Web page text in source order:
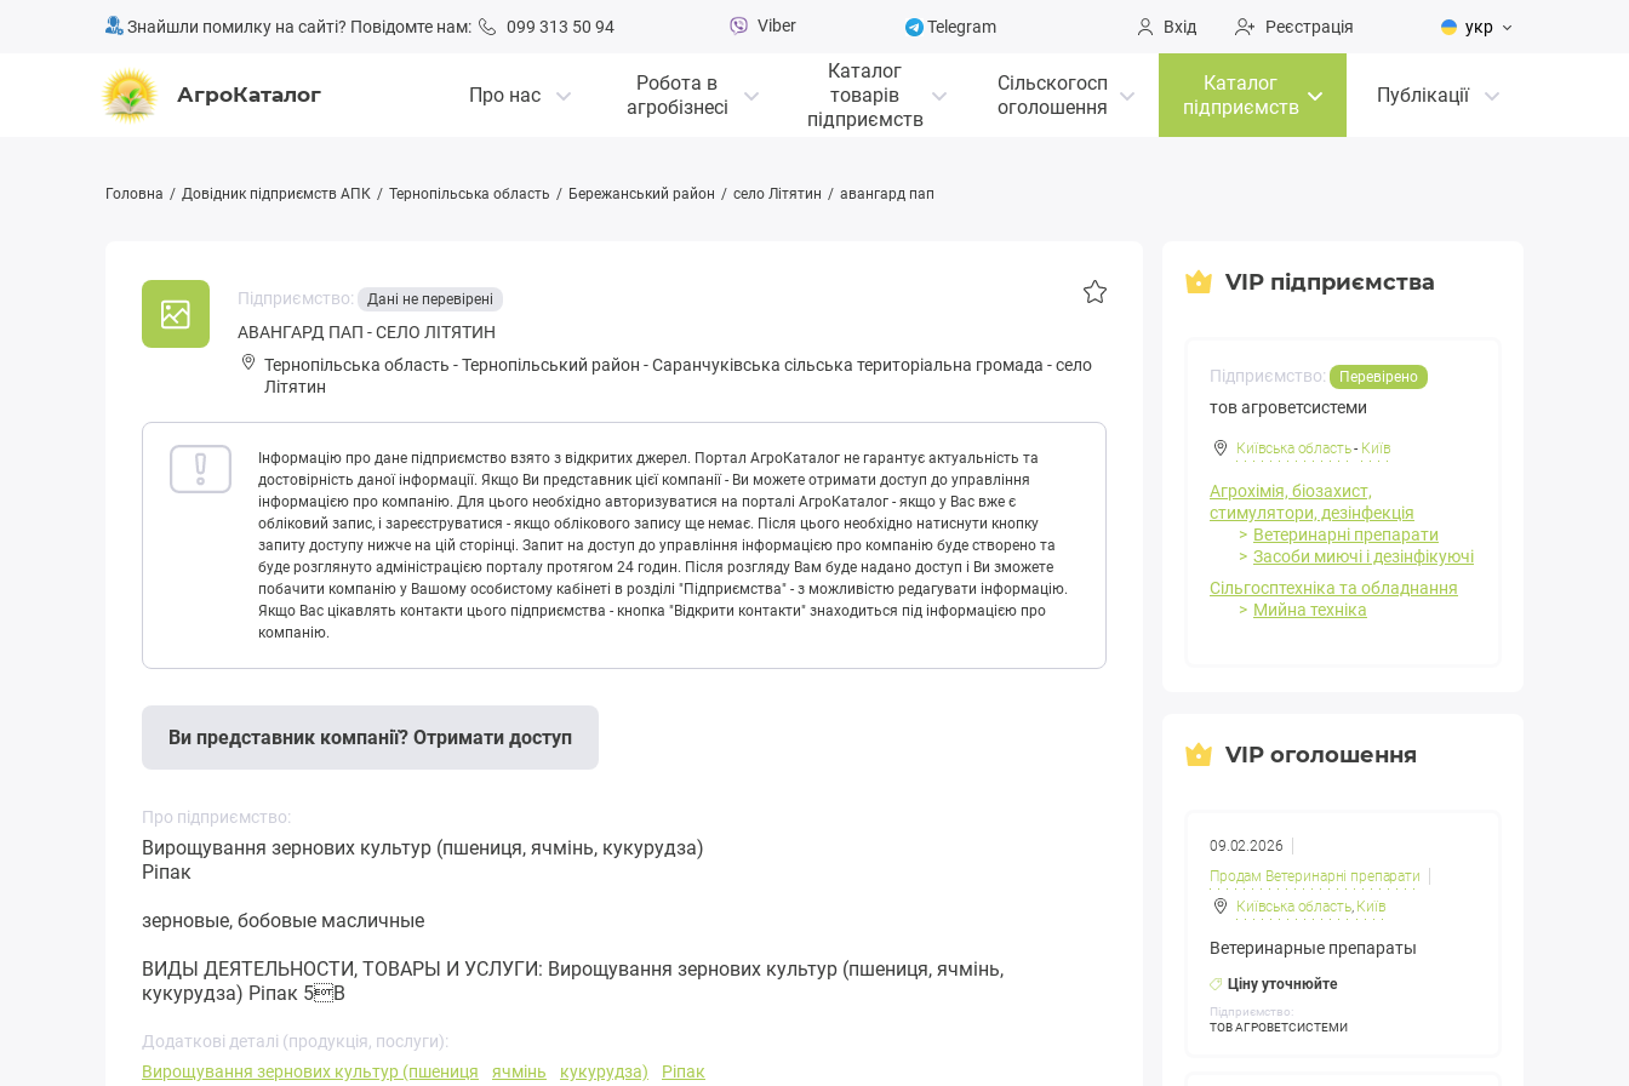
Знайшли помилку на сайті? Повідомте нам: 099 313 50 94 Viber Telegram Вхід Реєстрація укр
АгроКаталог Про нас
Робота в
агробізнесі
Каталог
товарів
підприємств
Сільскогосп
оголошення
Каталог
підприємств
Публікації
Головна Довідник підприємств АПК Тернопільська область Бережанський район село Літятин авангард пап
Підприємство: Дані не перевірені
АВАНГАРД ПАП - СЕЛО ЛІТЯТИН
Тернопільська область -Тернопільський район -Сapaнчуківськa сільська територіальна громада -село
Літятин
Інформацію про дане підприємство взято з відкритих джерел. Портал АгроКаталог не гарантує актуальність та
достовірність даної інформації. Якщо Ви представник цієї компанії - Ви можете отримати доступ до управління
інформацією про компанію. Для цього необхідно авторизуватися на порталі АгроКаталог - якщо у Вас вже є
обліковий запис, і зареєструватися - якщо облікового запису ще немає. Після цього необхідно натиснути кнопку
запиту доступу нижче на цій сторінці. Запит на доступ до управління інформацією про компанію буде створено та
буде розглянуто адміністрацією порталу протягом 24 годин. Після розгляду Вам буде надано доступ і Ви зможете
побачити компанію у Вашому особистому кабінеті в розділі "Підприємства" - з можливістю редагувати інформацію.
Якщо Вас цікавлять контакти цього підприємства - кнопка "Відкрити контакти" знаходиться під інформацією про
компанію.
Ви представник компанії? Отримати доступ
Про підприємство:
Вирощування зернових культур (пшениця, ячмінь, кукурудза)
Ріпак
зерновые, бобовые масличные
ВИДЫ ДЕЯТЕЛЬНОСТИ, ТОВАРЫ И УСЛУГИ: Вирощування зернових культур (пшениця, ячмінь,
кукурудза) Ріпак 5B
Додаткові деталі (продукція, послуги):
Вирощування зернових культур (пшениця
ячмінь кукурудза) Ріпак
VIP підприємства
Підприємство: Перевірено
тов агроветсистеми
Київська область- Київ
Агрохімія, біозахист,
стимулятори, дезінфекція
Ветеринарні препарати
Засоби миючі і дезінфікуючі
Сільгосптехніка та обладнання
Мийна техніка
VIP оголошення
09.02.2026
Продам Ветеринарні препарати
Київська область, Київ
Ветеринарные препараты
Ціну уточнюйте
Підприємство:
ТОВ АГРОВЕТСИСТЕМИ